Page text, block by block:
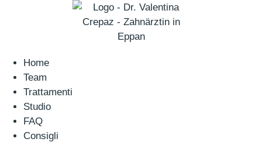
Home
Team
Trattamenti
Studio
FAQ
Consigli